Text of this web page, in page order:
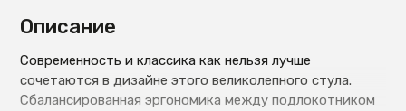
Описание
Современность и классика как нельзя лучше
сочетаются в дизайне этого великолепного стула.
Сбалансированная эргономика между подлокотником